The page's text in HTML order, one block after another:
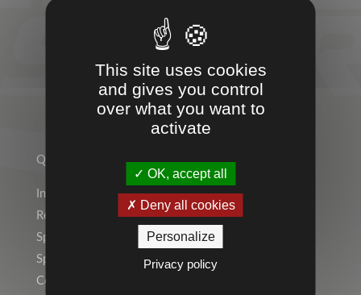
ENTREPRISES
TEMPS 2 SPORT
Qui sommes-nous ?
Indépendant ? Rejoignez le Réseau Temps 2 Sport !
Rejoignez l’équipe !
Sports Individuels
Sport Collectif
Collectivités, Scolaire
This site uses cookies
and gives you control
over what you want to
activate
OK, accept all
Deny all cookies
Personalize
Privacy policy